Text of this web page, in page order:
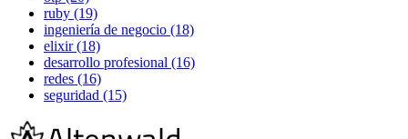
ruby (19)
ingeniería de negocio (18)
elixir (18)
desarrollo profesional (16)
redes (16)
seguridad (15)